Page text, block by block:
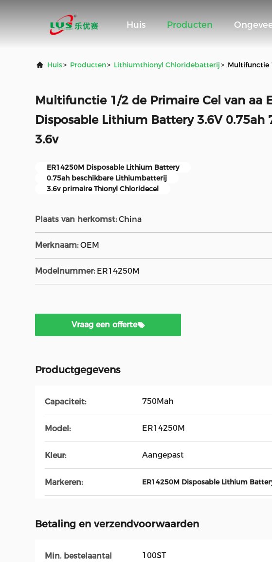
Huis Producten
Huis> Producten> Lithiumthionyl Chloridebatterij> Multifunctie
Multifunctie 1/2 de Primaire Cel van aa
Disposable Lithium Battery 3.6V 0.75ah
3.6v
ER14250M Disposable Lithium Battery
0.75ah beschikbare Lithiumbatterij
3.6v primaire Thionyl Chloridecel
Plaats van herkomst: China
Merknaam: OEM
Modelnummer: ER14250M
Vraag een offerte
Productgegevens
Capaciteit: 750Mah
Model: ER14250M
Kleur: Aangepast
Markeren: ER14250M Disposable Lithium
Betaling en verzendvoorwaarden
Min. bestelaantal 100ST